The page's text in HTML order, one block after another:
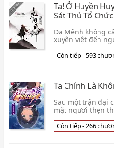
Ta! Ở Huyền
Sát Thủ Tổ Chức
Dạ Mệnh không
xuyên việt đến
sao cường giả👦
Còn tiếp - 593
Ta Chính Là
Sau một trận đại
mặt ngươi thẹn
tuyển hạn👦 Bách
Còn tiếp - 266